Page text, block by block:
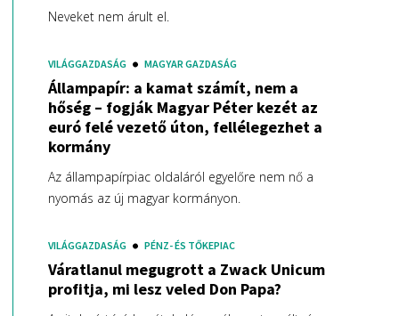
Neveket nem árult el.
VILÁGGAZDASÁG MAGYAR GAZDASÁG
Állampapír: a kamat számít, nem a
hőség – fogják Magyar Péter kezét az
euró felé vezető úton, fellélegezhet a
kormány
Az állampapírpiac oldaláról egyelőre nem nő a
nyomás az új magyar kormányon.
VILÁGGAZDASÁG PÉNZ- ÉS TŐKEPIAC
Váratlanul megugrott a Zwack Unicum
profitja, mi lesz veled Don Papa?